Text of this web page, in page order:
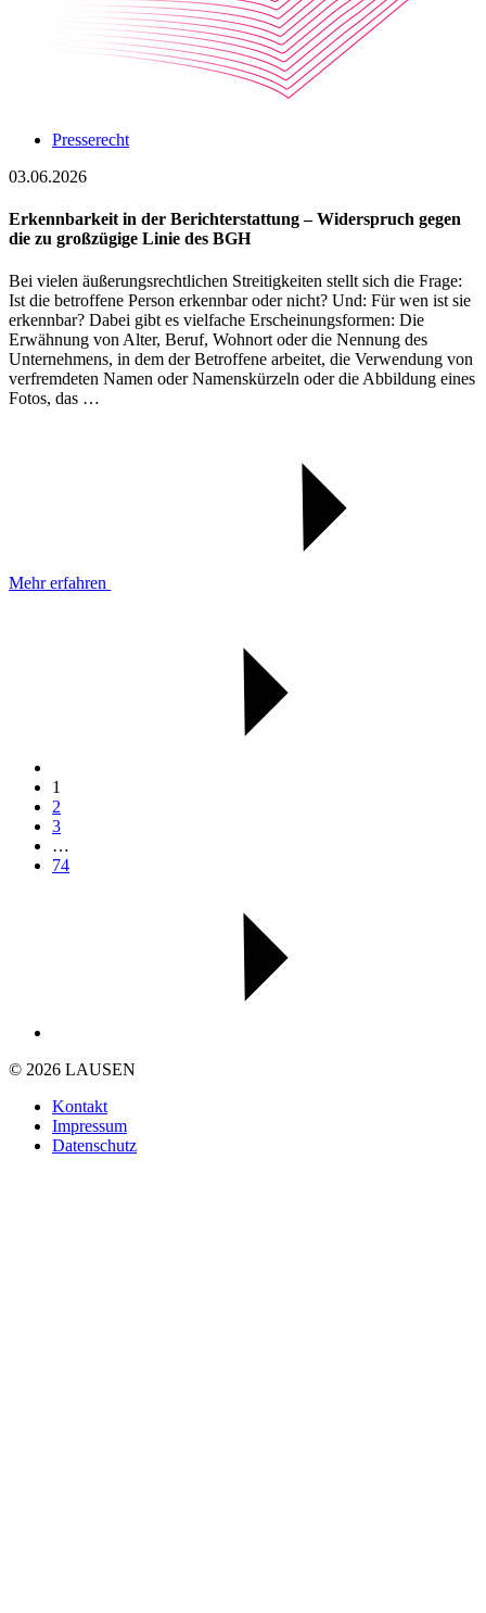
Presserecht
03.06.2026
Erkennbarkeit in der Berichterstattung – Widerspruch gegen
die zu großzügige Linie des BGH
Bei vielen äußerungsrechtlichen Streitigkeiten stellt sich die Frage:
Ist die betroffene Person erkennbar oder nicht? Und: Für wen ist sie
erkennbar? Dabei gibt es vielfache Erscheinungsformen: Die
Erwähnung von Alter, Beruf, Wohnort oder die Nennung des
Unternehmens, in dem der Betroffene arbeitet, die Verwendung von
verfremdeten Namen oder Namenskürzeln oder die Abbildung eines
Fotos, das …
Mehr erfahren
1
2
3
…
74
© 2026 LAUSEN
Kontakt
Impressum
Datenschutz